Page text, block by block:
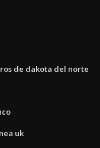
de dakota del norte
uk